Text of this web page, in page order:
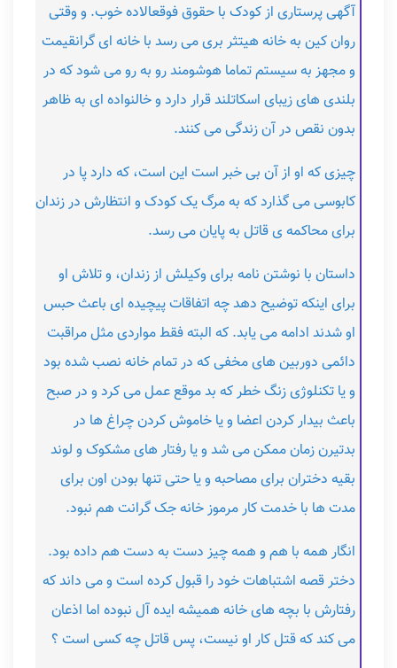
آگهی پرستاری از کودک با حقوق فوقعالاده خوب. و وقتی
روان کین به خانه هیتثر بری می رسد با خانه ای گرانقیمت
و مجهز به سیستم تماما هوشومند رو به رو می شود که در
بلندی های زیبای اسکاتلند قرار دارد و خالنواده ای به ظاهر
بدون نقص در آن زندگی می کنند.
چیزی که او از آن بی خبر است این است، که دارد پا در
کابوسی می گذارد که به مرگ یک کودک و انتظارش در زندان
برای محاکمه ی قاتل به پایان می رسد.
داستان با نوشتن نامه برای وکیلش از زندان، و تلاش او
برای اینکه توضیح دهد چه اتفاقات پیچیده ای باعث حبس
او شدند ادامه می یابد. که البته فقط مواردی مثل مراقبت
دائمی دوربین های مخفی که در تمام خانه نصب شده بود
و یا تکنلوژی زنگ خطر که بد موقع عمل می کرد و در صبح
باعث بیدار کردن اعضا و یا خاموش کردن چراغ ها در
بدتیرن زمان ممکن می شد و یا رفتار های مشکوک و لوند
بقیه دختران برای مصاحبه و یا حتی تنها بودن اون برای
مدت ها با خدمت کار مرموز خانه جک گرانت هم نبود.
انگار همه با هم و همه چیز دست به دست هم داده بود.
دختر قصه اشتباهات خود را قبول کرده است و می داند که
رفتارش با بچه های خانه همیشه ایده آل نبوده اما اذعان
می کند که قتل کار او نیست، پس قاتل چه کسی است ؟